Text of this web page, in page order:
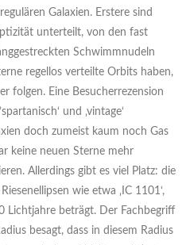
Galaxien. Erstere sind
unterteilt, von den fast
Schwimmnudeln
regellos verteilte Orbits haben,
folgen. Eine Besucherrezension
und ‚vintage‘
doch zumeist kaum noch Gas
keine neuen Sterne mehr
Allerdings gibt es viel Platz: die
wie etwa ‚IC 1101‘,
Lichtjahre beträgt. Der Fachbegriff
besagt, dass in diesem Radius